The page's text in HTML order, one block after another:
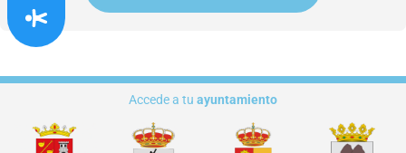
Accede a tu ayuntamiento